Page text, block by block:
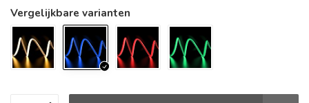
Vergelijkbare varianten